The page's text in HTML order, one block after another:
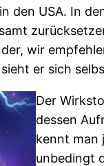
den USA. In
wir
er sich
Der
dessen
kennt man
unbedingt